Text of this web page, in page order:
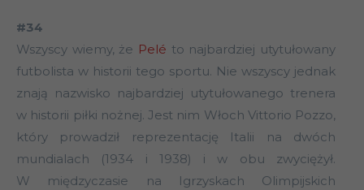
#34
Wszyscy wiemy, że Pelé to najbardziej utytułowany
futbolista w historii tego sportu. Nie wszyscy jednak
znają nazwisko najbardziej utytułowanego trenera
w historii piłki nożnej. Jest nim Włoch Vittorio Pozzo,
który prowadził reprezentację Italii na dwóch
mundialach (1934 i 1938) i w obu zwyciężył.
W międzyczasie na Igrzyskach Olimpijskich